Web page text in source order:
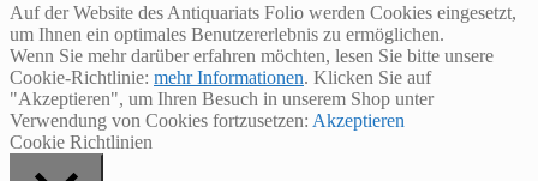
Auf der Website des Antiquariats Folio werden Cookies eingesetzt,
um Ihnen ein optimales Benutzererlebnis zu ermöglichen.
Wenn Sie mehr darüber erfahren möchten, lesen Sie bitte unsere
Cookie-Richtlinie: mehr Informationen. Klicken Sie auf
"Akzeptieren", um Ihren Besuch in unserem Shop unter
Verwendung von Cookies fortzusetzen: Akzeptieren
Cookie Richtlinien